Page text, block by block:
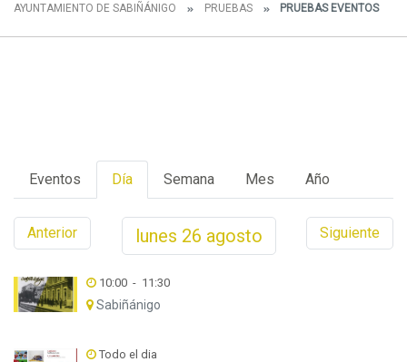
AYUNTAMIENTO DE SABIÑÁNIGO PRUEBAS PRUEBAS EVENTOS
Eventos Día Semana Mes Año
Anterior lunes 26 agosto Siguiente
10:00 - 11:30
Sabiñánigo
Todo el dia